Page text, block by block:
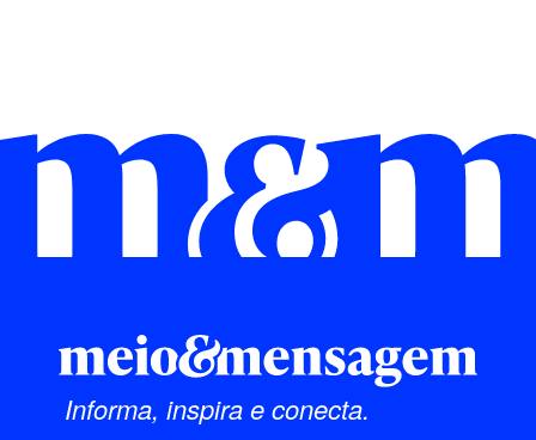
Informa, inspira e conecta.